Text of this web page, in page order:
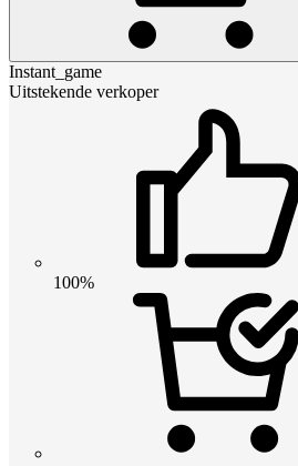
Instant_game
Uitstekende verkoper
100%